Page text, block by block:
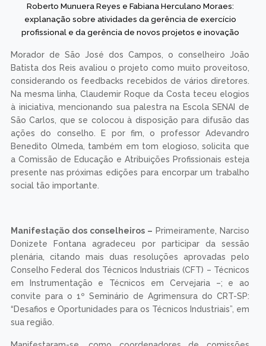
Roberto Munuera Reyes e Fabiana Herculano Moraes:
explanação sobre atividades da gerência de exercício
profissional e da gerência de novos projetos e inovação
Morador de São José dos Campos, o conselheiro João
Batista dos Reis avaliou o projeto como muito proveitoso,
considerando os feedbacks recebidos de vários diretores.
Na mesma linha, Claudemir Roque da Costa teceu elogios
à iniciativa, mencionando sua palestra na Escola SENAI de
São Carlos, que se colocou à disposição para difusão das
ações do conselho. E por fim, o professor Adevandro
Benedito Olmeda, também em tom elogioso, solicita que
a Comissão de Educação e Atribuições Profissionais esteja
presente nas próximas edições para encorpar um trabalho
social tão importante.
Manifestação dos conselheiros – Primeiramente, Narciso
Donizete Fontana agradeceu por participar da sessão
plenária, citando mais duas resoluções aprovadas pelo
Conselho Federal dos Técnicos Industriais (CFT) – Técnicos
em Instrumentação e Técnicos em Cervejaria –; e ao
convite para o 1º Seminário de Agrimensura do CRT-SP:
“Desafios e Oportunidades para os Técnicos Industriais”, em
sua região.